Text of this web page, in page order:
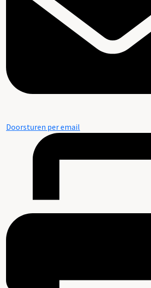
Doorsturen per email